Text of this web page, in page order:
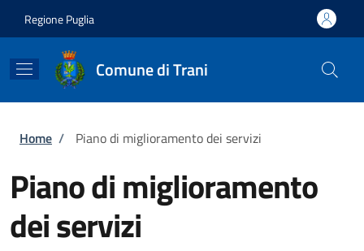
Regione Puglia
Comune di Trani
Briciole di pane
Home / Piano di miglioramento dei servizi
Piano di miglioramento
dei servizi